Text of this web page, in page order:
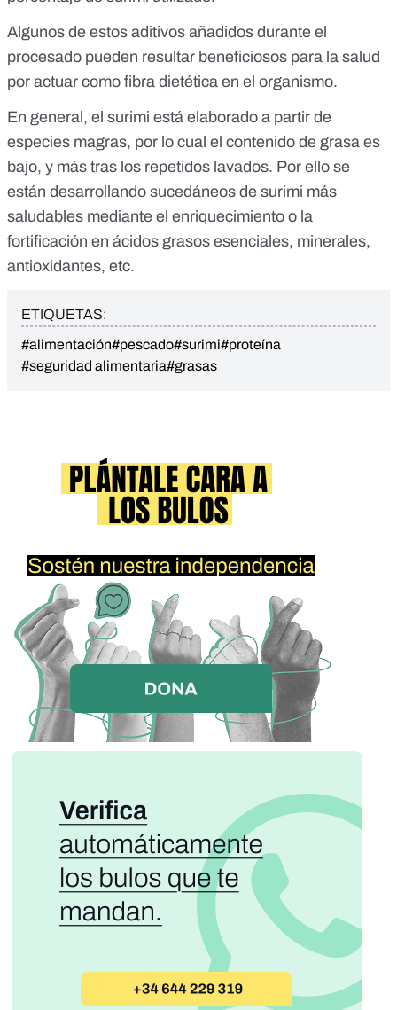
Algunos de estos aditivos añadidos durante el
procesado pueden resultar beneficiosos para la salud
por actuar como fibra dietética en el organismo.
En general, el surimi está elaborado a partir de
especies magras, por lo cual el contenido de grasa es
bajo, y más tras los repetidos lavados. Por ello se
están desarrollando sucedáneos de surimi más
saludables mediante el enriquecimiento o la
fortificación en ácidos grasos esenciales, minerales,
antioxidantes, etc.
ETIQUETAS:
#alimentación#pescado#surimi#proteína
#seguridad alimentaria#grasas